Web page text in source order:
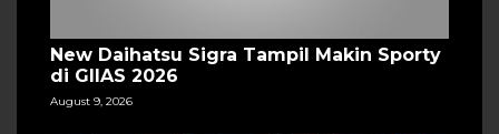
New Daihatsu Sigra Tampil Makin Sporty
di GIIAS 2026
August 9, 2026